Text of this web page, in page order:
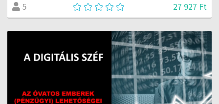
5 27 927 Ft